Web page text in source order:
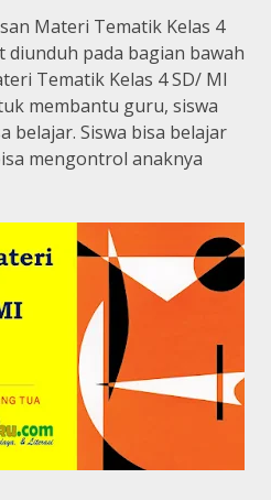
Materi Tematik Kelas 4
diunduh pada bagian bawah
Tematik Kelas 4 SD/ MI
membantu guru, siswa
belajar. Siswa bisa belajar
mengontrol anaknya